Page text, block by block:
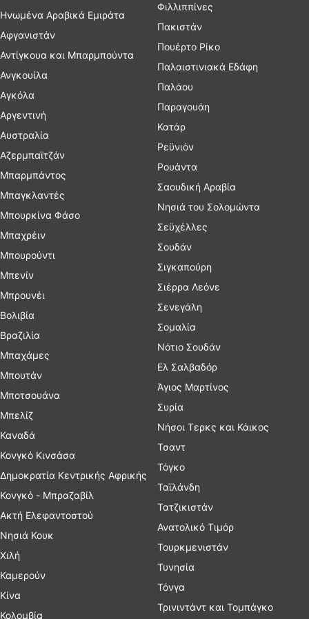
Ηνωμένα Αραβικά Εμιράτα
Αφγανιστάν
Αντίγκουα και Μπαρμπούντα
Ανγκουίλα
Αγκόλα
Αργεντινή
Αυστραλία
Αζερμπαϊτζάν
Μπαρμπάντος
Μπαγκλαντές
Μπουρκίνα Φάσο
Μπαχρέιν
Μπουρούντι
Μπενίν
Μπρουνέι
Βολιβία
Βραζιλία
Μπαχάμες
Μπουτάν
Μποτσουάνα
Μπελίζ
Καναδά
Κονγκό Κινσάσα
Δημοκρατία Κεντρικής Αφρικής
Κονγκό - Μπραζαβίλ
Ακτή Ελεφαντοστού
Νησιά Κουκ
Χιλή
Καμερούν
Κίνα
Κολομβία
Φιλλιππίνες
Πακιστάν
Πουέρτο Ρίκο
Παλαιστινιακά Εδάφη
Παλάου
Παραγουάη
Κατάρ
Ρεϋνιόν
Ρουάντα
Σαουδική Αραβία
Νησιά του Σολομώντα
Σεϋχέλλες
Σουδάν
Σιγκαπούρη
Σιέρρα Λεόνε
Σενεγάλη
Σομαλία
Νότιο Σουδάν
Ελ Σαλβαδόρ
Άγιος Μαρτίνος
Συρία
Νήσοι Τερκς και Κάικος
Τσαντ
Τόγκο
Ταϊλάνδη
Τατζικιστάν
Ανατολικό Τιμόρ
Τουρκμενιστάν
Τυνησία
Τόνγα
Τρινιντάντ και Τομπάγκο